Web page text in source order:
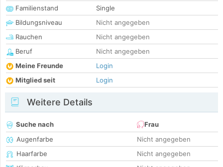
Familienstand
Single
Bildungsniveau
Nicht angegeben
Rauchen
Nicht angegeben
Beruf
Nicht angegeben
Meine Freunde
Login
Mitglied seit
Login
Weitere Details
Suche nach
Frau
Augenfarbe
Nicht angegeben
Haarfarbe
Nicht angegeben